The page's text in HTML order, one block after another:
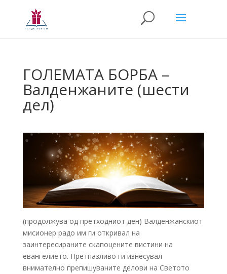
ГОЛЕМАТА БОРБА –
Валденжаните (шести
дел)
(продолжува од претходниот ден) Валденжанскиот
мисионер радо им ги откривал на
заинтересираните скапоцените вистини на
евангелието. Претпазливо ги изнесувал
внимателно препишуваните делови на Светото